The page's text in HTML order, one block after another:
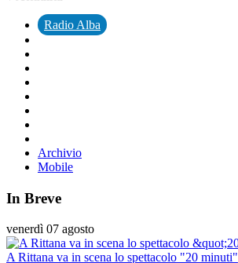
Radio Alba
Archivio
Mobile
In Breve
venerdì 07 agosto
A Rittana va in scena lo spettacolo "20 minuti"